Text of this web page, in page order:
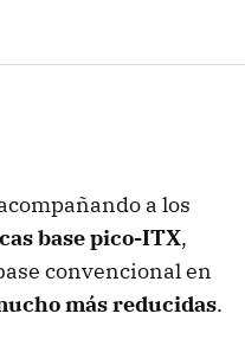
a los
base pico-ITX,
convencional en
más reducidas.